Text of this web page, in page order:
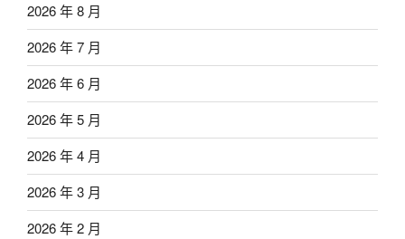
2026 年 8 月
2026 年 7 月
2026 年 6 月
2026 年 5 月
2026 年 4 月
2026 年 3 月
2026 年 2 月